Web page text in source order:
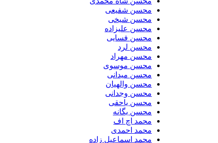
محسن شفیعی
محسن شیخی
محسن علیزاده
محسن فسایی
محسن لرد
محسن مهراد
محسن موسوی
محسن میدانی
محسن والهیان
محسن وجدانی
محسن یاحقی
محسن یگانه
محمد اچ اف
محمد احمدی
محمد اسماعیل زاده